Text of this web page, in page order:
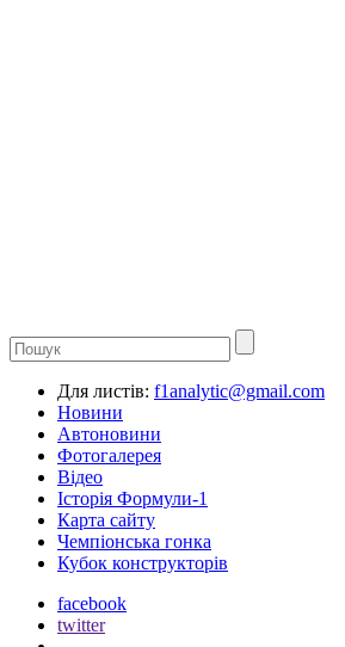
Для листів: f1analytic@gmail.com
Новини
Автоновини
Фотогалерея
Відео
Історія Формули-1
Карта сайту
Чемпіонська гонка
Кубок конструкторів
facebook
twitter